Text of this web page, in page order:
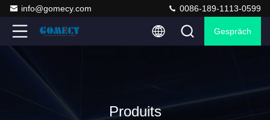
info@gomecy.com 0086-189-1113-0599
Gespräch
Produits